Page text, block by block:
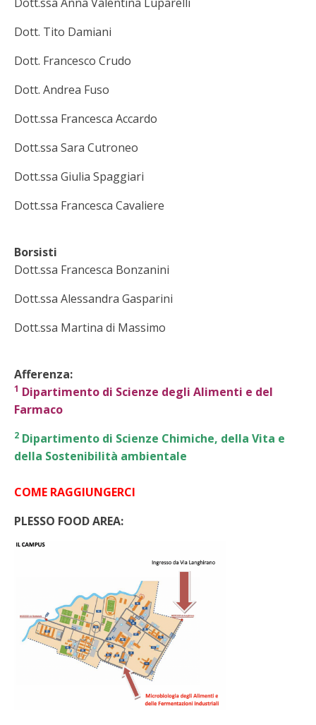
Dott. Tito Damiani
Dott. Francesco Crudo
Dott. Andrea Fuso
Dott.ssa Francesca Accardo
Dott.ssa Sara Cutroneo
Dott.ssa Giulia Spaggiari
Dott.ssa Francesca Cavaliere
Borsisti
Dott.ssa Francesca Bonzanini
Dott.ssa Alessandra Gasparini
Dott.ssa Martina di Massimo
Afferenza:
1 Dipartimento di Scienze degli Alimenti e del
Farmaco
2 Dipartimento di Scienze Chimiche, della Vita e
della Sostenibilità ambientale
COME RAGGIUNGERCI
PLESSO FOOD AREA: